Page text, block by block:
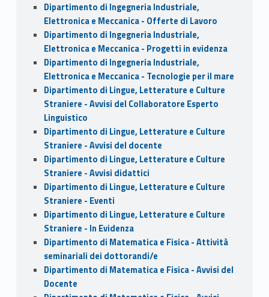
Dipartimento di Ingegneria Industriale,
Elettronica e Meccanica - Offerte di Lavoro
Dipartimento di Ingegneria Industriale,
Elettronica e Meccanica - Progetti in evidenza
Dipartimento di Ingegneria Industriale,
Elettronica e Meccanica - Tecnologie per il mare
Dipartimento di Lingue, Letterature e Culture
Straniere - Avvisi del Collaboratore Esperto
Linguistico
Dipartimento di Lingue, Letterature e Culture
Straniere - Avvisi del docente
Dipartimento di Lingue, Letterature e Culture
Straniere - Avvisi didattici
Dipartimento di Lingue, Letterature e Culture
Straniere - Eventi
Dipartimento di Lingue, Letterature e Culture
Straniere - In Evidenza
Dipartimento di Matematica e Fisica - Attività
seminariali dei dottorandi/e
Dipartimento di Matematica e Fisica - Avvisi del
Docente